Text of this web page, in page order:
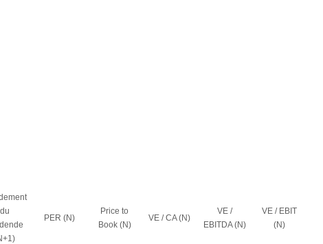
du
PER (N)
Price to
Book (N)
VE / CA (N)
VE /
EBITDA (N)
VE / EBIT
(N)